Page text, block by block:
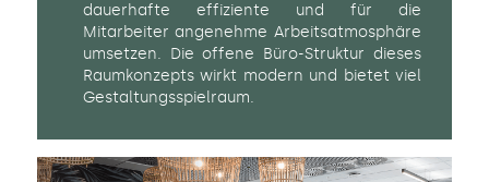
dauerhafte effiziente und für die
Mitarbeiter angenehme Arbeitsatmosphäre
umsetzen. Die offene Büro-Struktur dieses
Raumkonzepts wirkt modern und bietet viel
Gestaltungsspielraum.